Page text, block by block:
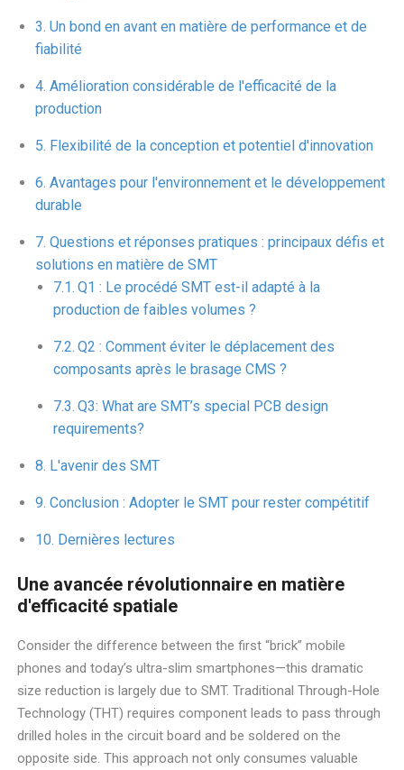
Un bond en avant en matière de performance et de
fiabilité
Amélioration considérable de l'efficacité de la
production
Flexibilité de la conception et potentiel d'innovation
Avantages pour l'environnement et le développement
durable
Questions et réponses pratiques : principaux défis et
solutions en matière de SMT
Q1 : Le procédé SMT est-il adapté à la
production de faibles volumes ?
Q2 : Comment éviter le déplacement des
composants après le brasage CMS ?
Q3: What are SMT’s special PCB design
requirements?
L'avenir des SMT
Conclusion : Adopter le SMT pour rester compétitif
Dernières lectures
Une avancée révolutionnaire en matière
d'efficacité spatiale
Consider the difference between the first “brick” mobile
phones and today’s ultra-slim smartphones—this dramatic
size reduction is largely due to SMT. Traditional Through-Hole
Technology (THT) requires component leads to pass through
drilled holes in the circuit board and be soldered on the
opposite side. This approach not only consumes valuable